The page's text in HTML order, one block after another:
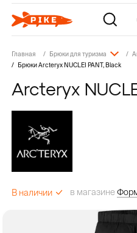
Главная Брюки для туризма
Брюки Arcteryx NUCLEI PANT, Black
Arcteryx
В наличии в магазине